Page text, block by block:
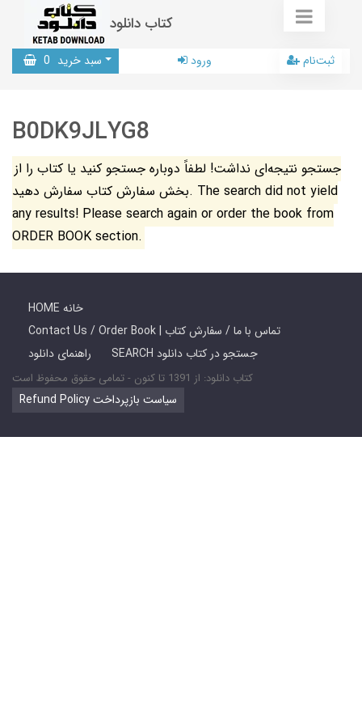
کتاب دانلود
سبد خرید 0 ورود ثبت‌نام
B0DK9JLYG8
جستجو نتیجه‌ای نداشت! لطفاً دوباره جستجو کنید یا کتاب را از
بخش سفارش کتاب سفارش دهید. The search did not yield
any results! Please search again or order the book from
ORDER BOOK section.
HOME خانه
Contact Us / Order Book | تماس با ما / سفارش کتاب
راهنمای دانلود
SEARCH جستجو در کتاب دانلود
کتاب دانلود: از 1391 تا کنون - تمامی حقوق محفوظ است
Refund Policy سیاست بازپرداخت